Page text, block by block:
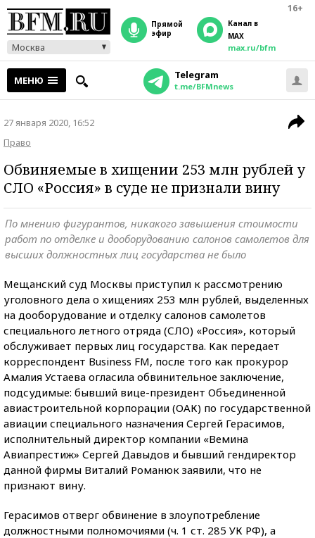
16+
Москва
прямой
эфир
Канал в
MAX
max.ru/bfm
МЕНЮ Telegram
t.me/BFMnews
27 января 2020, 16:52
Право
Обвиняемые в хищении 253 млн рублей у
СЛО «Россия» в суде не признали вину
По мнению фигурантов, никакого завышения стоимости
работ по отделке и дооборудованию салонов самолетов для
высших должностных лиц государства не было
Мещанский суд Москвы приступил к рассмотрению
уголовного дела о хищениях 253 млн рублей, выделенных
на дооборудование и отделку салонов самолетов
специального летного отряда (СЛО) «Россия», который
обслуживает первых лиц государства. Как передает
корреспондент Business FM, после того как прокурор
Амалия Устаева огласила обвинительное заключение,
подсудимые: бывший вице-президент Объединенной
авиастроительной корпорации (ОАК) по государственной
авиации специального назначения Сергей Герасимов,
исполнительный директор компании «Вемина
Авиапрестиж» Сергей Давыдов и бывший гендиректор
данной фирмы Виталий Романюк заявили, что не
признают вину.
Герасимов отверг обвинение в злоупотребление
должностными полномочиями (ч. 1 ст. 285 УК РФ), а